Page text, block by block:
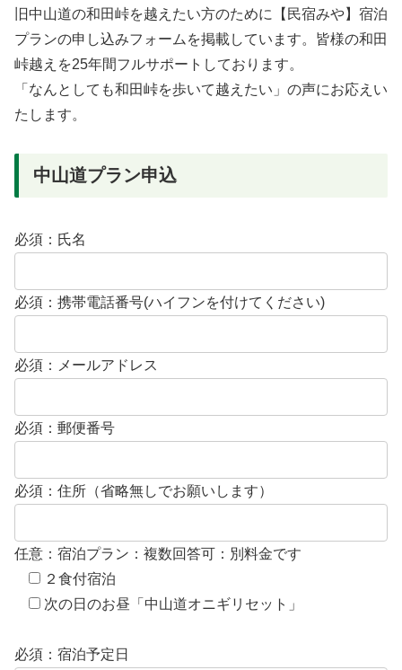
旧中山道の和田峠を越えたい方のために【民宿みや】宿泊
プランの申し込みフォームを掲載しています。皆様の和田
峠越えを25年間フルサポートしております。
「なんとしても和田峠を歩いて越えたい」の声にお応えい
たします。
中山道プラン申込
必須：氏名
必須：携帯電話番号(ハイフンを付けてください)
必須：メールアドレス
必須：郵便番号
必須：住所（省略無しでお願いします）
任意：宿泊プラン：複数回答可：別料金です
２食付宿泊
次の日のお昼「中山道オニギリセット」
必須：宿泊予定日